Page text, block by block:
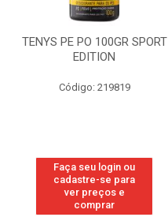
TENYS PE PO 100GR SPORT
EDITION
Código: 219819
Faça seu login ou
cadastre-se para
ver preços e
comprar